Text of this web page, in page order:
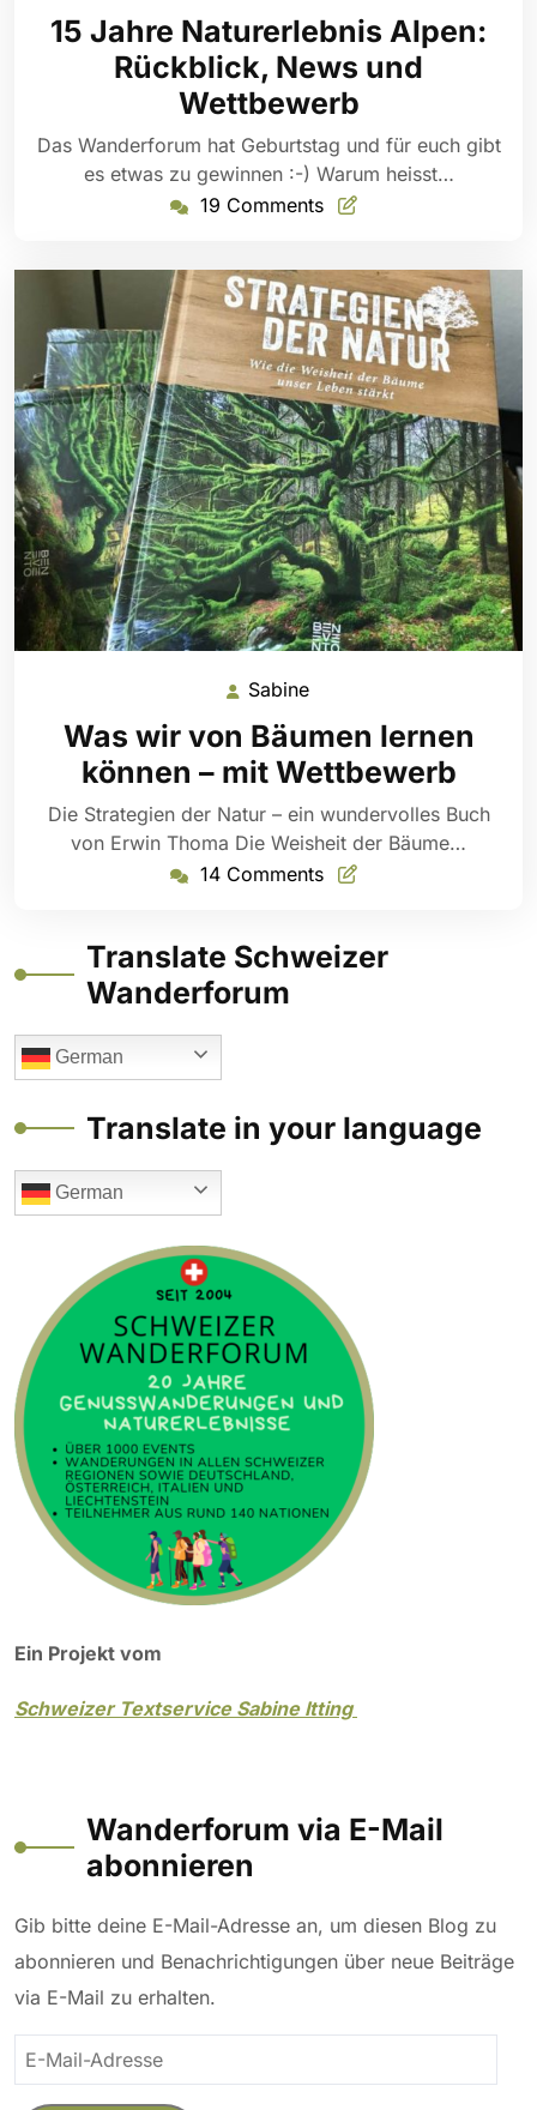
Itting
15 Jahre Naturerlebnis Alpen:
Rückblick, News und
Wettbewerb
Das Wanderforum hat Geburtstag und für euch gibt
es etwas zu gewinnen :-) Warum heisst…
19 Comments
Sabine
Was wir von Bäumen lernen
können – mit Wettbewerb
Die Strategien der Natur – ein wundervolles Buch
von Erwin Thoma Die Weisheit der Bäume…
14 Comments
Translate Schweizer
Wanderforum
German
Translate in your language
German
Ein Projekt vom
Schweizer Textservice Sabine Itting
Wanderforum via E-Mail
abonnieren
Gib bitte deine E-Mail-Adresse an, um diesen Blog zu
abonnieren und Benachrichtigungen über neue Beiträge
via E-Mail zu erhalten.
E-
Mail-